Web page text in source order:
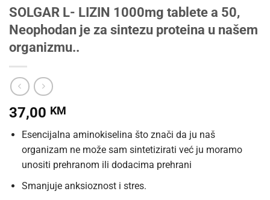
SOLGAR L- LIZIN 1000mg tablete a 50,
Neophodan je za sintezu proteina u našem
organizmu..
37,00 KM
Esencijalna aminokiselina što znači da ju naš
organizam ne može sam sintetizirati već ju moramo
unositi prehranom ili dodacima prehrani
Smanjuje anksioznost i stres.